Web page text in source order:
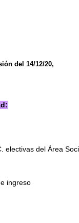
del 14/12/20,
electivas del Área
ingreso